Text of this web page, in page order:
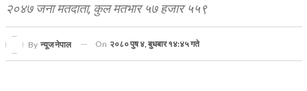
२०४७ जना मतदाता, कुल मतभार ५७ हजार ५५९
By न्यूज नेपाल On २०८० पुष ४, बुधबार १४:४५ गते